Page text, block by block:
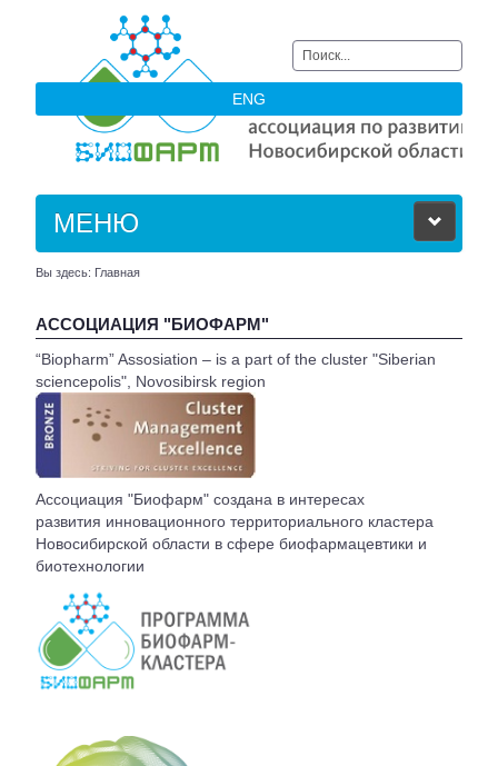
Искать...
ENG
МЕНЮ
ОБ АССОЦИАЦИИ
ЧЛЕНЫ АССОЦИАЦИИ
НОВОСТИ
АКТУАЛЬНОЕ
ВСТУПЛЕНИЕ
КОНТАКТЫ
БЮРО АССОЦИАЦИИ
Вы здесь: Главная
АССОЦИАЦИЯ "БИОФАРМ"
“Biopharm” Assosiation – is a part of the cluster "Siberian
sciencepolis", Novosibirsk region
Ассоциация "Биофарм" создана в интересах
развития инновационного территориального кластера
Новосибирской области в сфере биофармацевтики и
биотехнологии